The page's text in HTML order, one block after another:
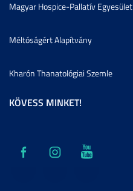
Magyar Hospice-Pallatív Egyesület
Méltóságért Alapítvány
Kharón Thanatológiai Szemle
KÖVESS MINKET!